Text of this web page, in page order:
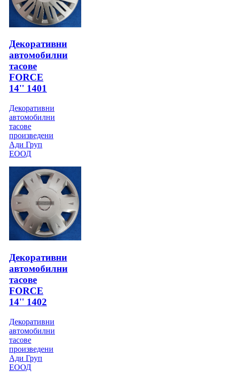
Декоративни
автомобилни
тасове
FORCE
14'' 1401
Декоративни
автомобилни
тасове
произведени
Ади Груп
ЕООД
Декоративни
автомобилни
тасове
FORCE
14'' 1402
Декоративни
автомобилни
тасове
произведени
Ади Груп
ЕООД